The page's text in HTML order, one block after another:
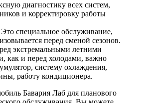
диагностику всех систем,
и корректировку работы
специальное обслуживание,
перед сменой сезонов.
экстремальными летними
как и перед холодами, важно
систему охлаждения,
работу кондиционера.
Бавария Лаб для планового